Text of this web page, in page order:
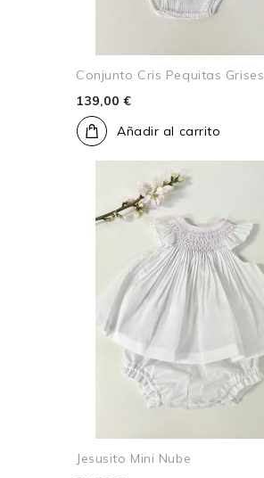
Conjunto Cris Pequitas Grises
139,00 €
Añadir al carrito
Jesusito Mini Nube